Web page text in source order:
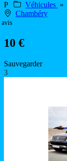
P Véhicules »
Chambéry
avis
10 €
Sauvegarder
3